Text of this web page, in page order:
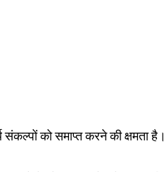
को समाप्त करने की क्षमता है।